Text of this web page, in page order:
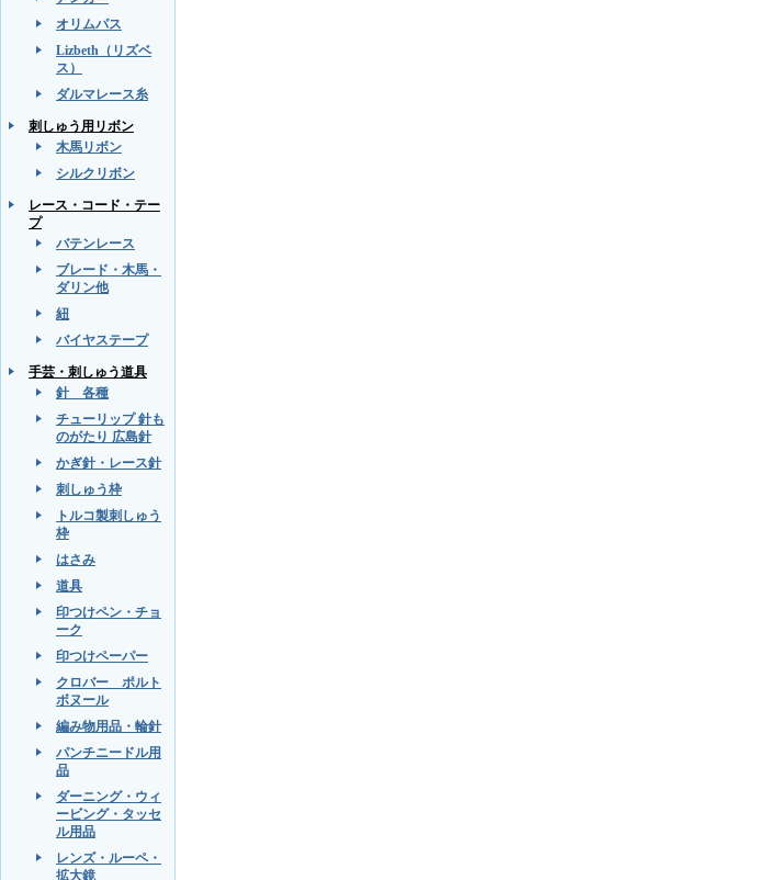
オリムパス
Lizbeth（リズベ
ス）
ダルマレース糸
刺しゅう用リボン
木馬リボン
シルクリボン
レース・コード・テー
プ
バテンレース
ブレード・木馬・
ダリン他
紐
バイヤステープ
手芸・刺しゅう道具
針 各種
チューリップ 針も
のがたり 広島針
かぎ針・レース針
刺しゅう枠
トルコ製刺しゅう
枠
はさみ
道具
印つけペン・チョ
ーク
印つけペーパー
クロバー ポルト
ボヌール
編み物用品・輪針
パンチニードル用
品
ダーニング・ウィ
ービング・タッセ
ル用品
レンズ・ルーペ・
拡大鏡